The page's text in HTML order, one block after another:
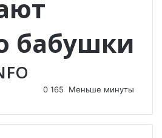
бабушки
0 165 Меньше минуты